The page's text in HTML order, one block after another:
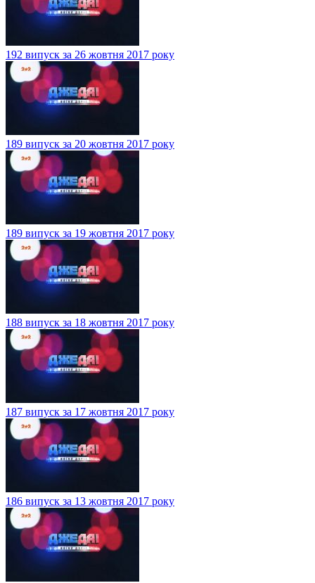
192 випуск за 26 жовтня 2017 року
189 випуск за 20 жовтня 2017 року
189 випуск за 19 жовтня 2017 року
188 випуск за 18 жовтня 2017 року
187 випуск за 17 жовтня 2017 року
186 випуск за 13 жовтня 2017 року